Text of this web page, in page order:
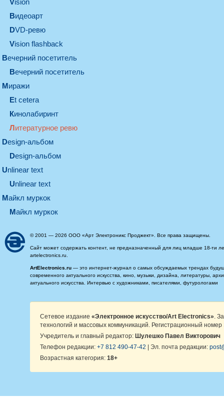
vision
видеоарт
DVD-ревю
Vision flashback
вечерний посетитель
вечерний посетитель
миражи
et cetera
кинолабиринт
литературное ревю
design-альбом
design-альбом
unlinear text
Unlinear text
майкл муркок
майкл муркок
© 2001 — 2026 ООО «Арт Электроникс Проджект». Все права защищены.
Сайт может содержать контент, не предназначенный для лиц младше 18-ти
artelectronics.ru.
ArtElectronics.ru — это интернет-журнал о самых обсуждаемых трендах
современного актуального искусства, кино, музыки, дизайна, литературы,
актуального искусства. Интервью с художниками, писателями, футурологами
Сетевое издание «Электронное искусство/Art Electronics» .
технологий и массовых коммуникаций. Регистрационный
Учредитель и главный редактор: Шулешко Павел Викторович
Телефон редакции: +7 812 490-47-42 | Эл. почта редакции:
Возрастная категория: 18+